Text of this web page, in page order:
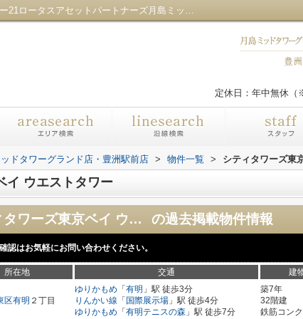
シティタワーズ東京ベイ ウエストタワー／センチュリー21ロータスアセットパートナーズ月島ミッドタワーグランド店・豊洲駅前店
定休日：年中無休（
ドタワーグランド店・豊洲駅前店 > 物件一覧 > シティタワーズ東
イ ウエストタワー
シティタワーズ東京ベイ ウエストタワー の過去掲載物件情報
認はお気軽にお問い合わせください。
所在地 交通 建
区有明 ２丁目
ゆりかもめ 「 有明 」駅 徒歩3分
りんかい線 「 国際展示場 」駅 徒歩4分
ゆりかもめ 「 有明テニスの森 」駅 徒歩7分
築7年
32階建
鉄筋コン